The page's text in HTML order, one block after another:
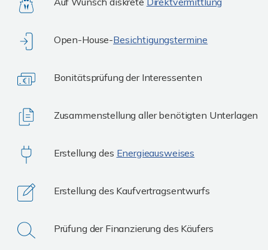
Open-House-Besichtigungstermine
Bonitätsprüfung der Interessenten
Zusammenstellung aller benötigten Unterlagen
Erstellung des Energieausweises
Erstellung des Kaufvertragsentwurfs
Prüfung der Finanzierung des Käufers